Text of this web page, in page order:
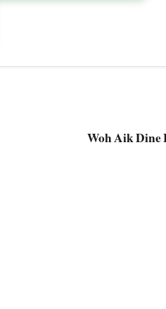
Woh Aik